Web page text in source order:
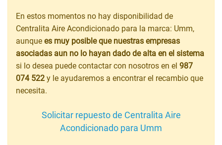
En estos momentos no hay disponibilidad de
Centralita Aire Acondicionado para la marca: Umm,
aunque es muy posible que nuestras empresas
asociadas aun no lo hayan dado de alta en el sistema
si lo desea puede contactar con nosotros en el 987
074 522 y le ayudaremos a encontrar el recambio que
necesita.
Solicitar repuesto de Centralita Aire
Acondicionado para Umm